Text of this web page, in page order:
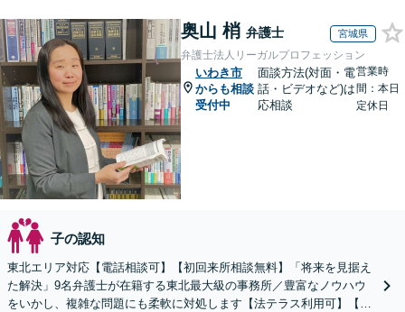
奥山 梢 弁護士 宮城県
弁護士法人リーガルプロフェッション
いわき市
からも相談
受付中
面談方法(対面・電
話・ビデオなど)は
応相談
営業時
間：本日
定休日
子の認知
東北エリア対応【電話相談可】【初回来所相談無料】「将来を見据え
た解決」9名弁護士が在籍する東北最大級の事務所／豊富なノウハウ
をいかし、複雑な問題にも柔軟に対処します【法テラス利用可】【秘